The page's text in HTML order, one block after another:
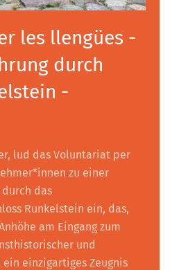
les llengües -
durch
-
lud das Voluntariat per
zu einer
das
Runkelstein ein, das,
am Eingang zum
und
einzigartiges Zeugnis